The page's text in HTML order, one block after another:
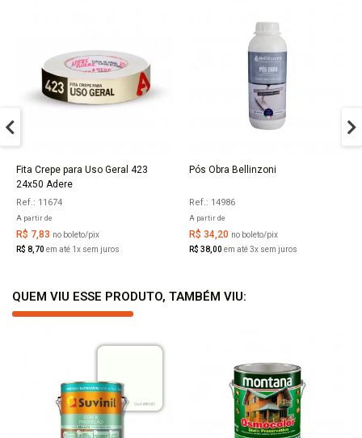
COMPRAR
Fita Crepe para Uso Geral 423
24x50 Adere
Ref.: 11674
A partir de
R$ 7,83 no boleto/pix
R$ 8,70 em até 1x sem juros
COMPRAR
Pós Obra Bellinzoni
Ref.: 14986
A partir de
R$ 34,20 no boleto/pix
R$ 38,00 em até 3x sem juros
QUEM VIU ESSE PRODUTO, TAMBÉM VIU: